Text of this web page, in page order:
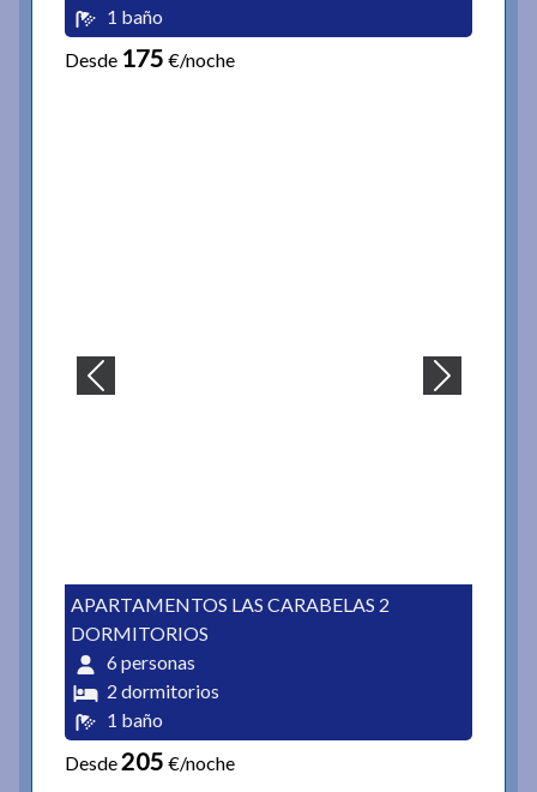
1 baño
Desde 175 €/noche
APARTAMENTOS LAS CARABELAS 2
DORMITORIOS
6 personas
2 dormitorios
1 baño
Desde205 €/noche